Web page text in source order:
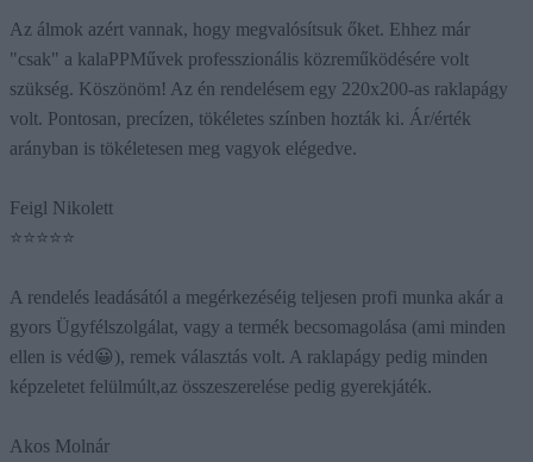
Az álmok azért vannak, hogy megvalósítsuk őket. Ehhez már
"csak" a kalaPPMűvek professzionális közreműködésére volt
szükség. Köszönöm! Az én rendelésem egy 220x200-as raklapágy
volt. Pontosan, precízen, tökéletes színben hozták ki. Ár/érték
arányban is tökéletesen meg vagyok elégedve.
Feigl Nikolett
⭐⭐⭐⭐⭐
A rendelés leadásától a megérkezéséig teljesen profi munka akár a
gyors Ügyfélszolgálat, vagy a termék becsomagolása (ami minden
ellen is véd😀), remek választás volt. A raklapágy pedig minden
képzeletet felülmúlt,az összeszerelése pedig gyerekjáték.
Akos Molnár